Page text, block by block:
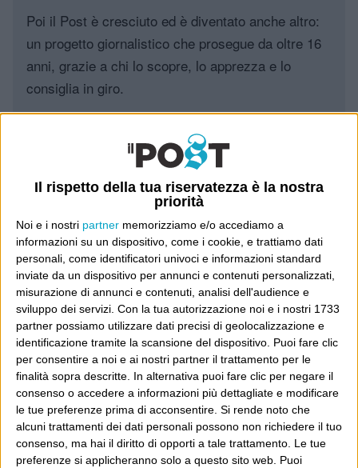
Il rispetto della tua riservatezza è la nostra
priorità
Noi e i nostri partner memorizziamo e/o accediamo a
informazioni su un dispositivo, come i cookie, e trattiamo dati
personali, come identificatori univoci e informazioni standard
inviate da un dispositivo per annunci e contenuti personalizzati,
misurazione di annunci e contenuti, analisi dell'audience e
sviluppo dei servizi. Con la tua autorizzazione noi e i nostri 1733
partner possiamo utilizzare dati precisi di geolocalizzazione e
identificazione tramite la scansione del dispositivo. Puoi fare clic
per consentire a noi e ai nostri partner il trattamento per le
finalità sopra descritte. In alternativa puoi fare clic per negare il
consenso o accedere a informazioni più dettagliate e modificare
le tue preferenze prima di acconsentire. Si rende noto che
alcuni trattamenti dei dati personali possono non richiedere il tuo
consenso, ma hai il diritto di opporti a tale trattamento. Le tue
preferenze si applicheranno solo a questo sito web. Puoi
Poi il Post è cresciuto ed è diventato anche altro:
un progetto giornalistico che prosegue da oltre 16
anni, grazie a chi lo scopre, lo apprezza e lo
consiglia in giro.
Luca Sofri Wittgenstein
POST PRECEDENTE
Ehi, let’s do the Limbo rock
POST SUCCESSIVO
Abbatteteli, tutti
E per i regali di Natale